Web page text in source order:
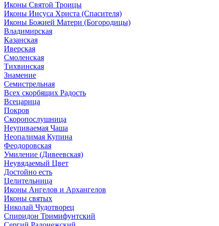
Иконы Святой Троицы
Иконы Иисуса Христа (Спасителя)
Иконы Божией Матери (Богородицы)
Владимирская
Казанская
Иверская
Смоленская
Тихвинская
Знамение
Семистрельная
Всех скорбящих Радость
Всецарица
Покров
Скоропослушница
Неупиваемая Чаша
Неопалимая Купина
Феодоровская
Умиление (Дивеевская)
Неувядаемый Цвет
Достойно есть
Целительница
Иконы Ангелов и Архангелов
Иконы святых
Николай Чудотворец
Спиридон Тримифунтский